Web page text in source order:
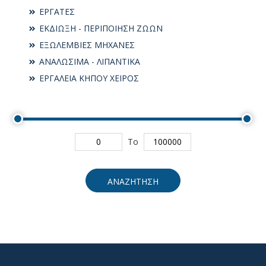
ΕΡΓΑΤΕΣ
ΕΚΔΙΩΞΗ - ΠΕΡΙΠΟΙΗΣΗ ΖΩΩΝ
ΕΞΩΛΕΜΒΙΕΣ ΜΗΧΑΝΕΣ
ΑΝΑΛΩΣΙΜΑ - ΛΙΠΑΝΤΙΚΑ
ΕΡΓΑΛΕΙΑ ΚΗΠΟΥ ΧΕΙΡΟΣ
To
ΑΝΑΖΗΤΗΣΗ